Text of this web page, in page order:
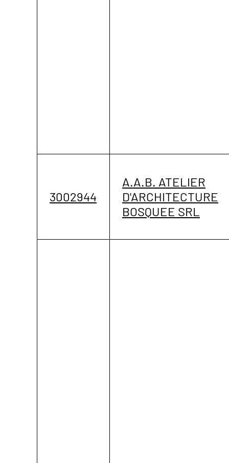
3002944
A.A.B. ATELIER
D'ARCHITECTURE
BOSQUEE SRL